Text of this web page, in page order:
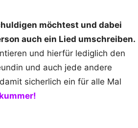
möchtest und dabei
auch ein Lied umschreiben.
und hierfür lediglich den
und auch jede andere
sicherlich ein für alle Mal